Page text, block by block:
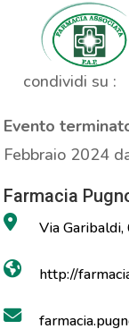
Home» Evento»
condividi su :
Evento
Febbraio 2024
Farmacia
Via Garibaldi,
http://